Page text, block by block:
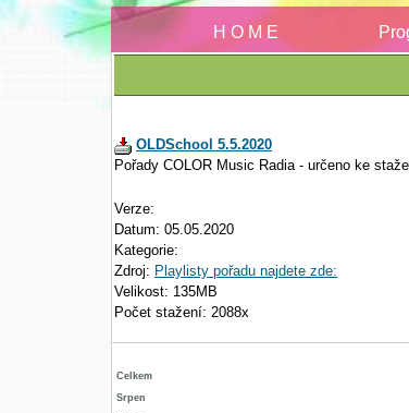
H O M E
OLDSchool 5.5.2020
Pořady COLOR Music Radia - určeno ke
Verze:
Datum: 05.05.2020
Kategorie:
Zdroj: Playlisty pořadu najdete zde:
Velikost: 135MB
Počet stažení: 2088x
Celkem
Srpen